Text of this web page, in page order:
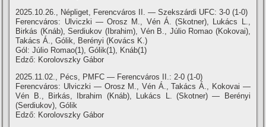
2025.10.26., Népliget, Ferencváros II. — Szekszárdi UFC: 3-0 (1-0)
Ferencváros: Ulviczki — Orosz M., Vén Á. (Skotner), Lukács L.,
Birkás (Knáb), Serdiukov (Ibrahim), Vén B., Júlio Romao (Kokovai),
Takács Á., Gólik, Berényi (Kovács K.)
Gól: Júlio Romao(1), Gólik(1), Knáb(1)
Edző: Korolovszky Gábor
2025.11.02., Pécs, PMFC — Ferencváros II.: 2-0 (1-0)
Ferencváros: Ulviczki — Orosz M., Vén Á., Takács Á., Kokovai —
Vén B., Birkás, Ibrahim (Knáb), Lukács L. (Skotner) — Berényi
(Serdiukov), Gólik
Edző: Korolovszky Gábor